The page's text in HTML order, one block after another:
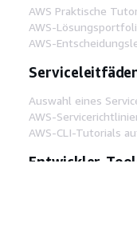
AWS Praktische
AWS-
AWS-
Auswahl eines
AWS-
AWS-CLI-Tutorials
Entwickler-